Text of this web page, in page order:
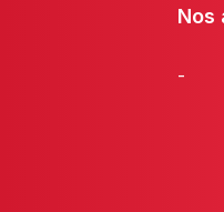
Nos
-